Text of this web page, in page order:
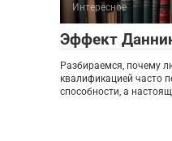
Интересное
Эффект
Разбираемся, почему
квалификацией часто
способности, а